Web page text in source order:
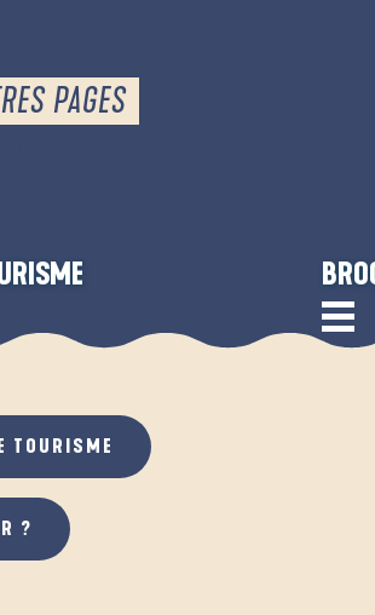
PAGES
TOURISME
?